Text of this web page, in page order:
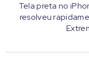
Tela preta no
resolveu